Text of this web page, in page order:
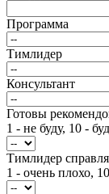
Программа
Тимлидер
Консультант
Готовы
1 - не буду, 10 -
Тимлидер
1 - очень плохо,